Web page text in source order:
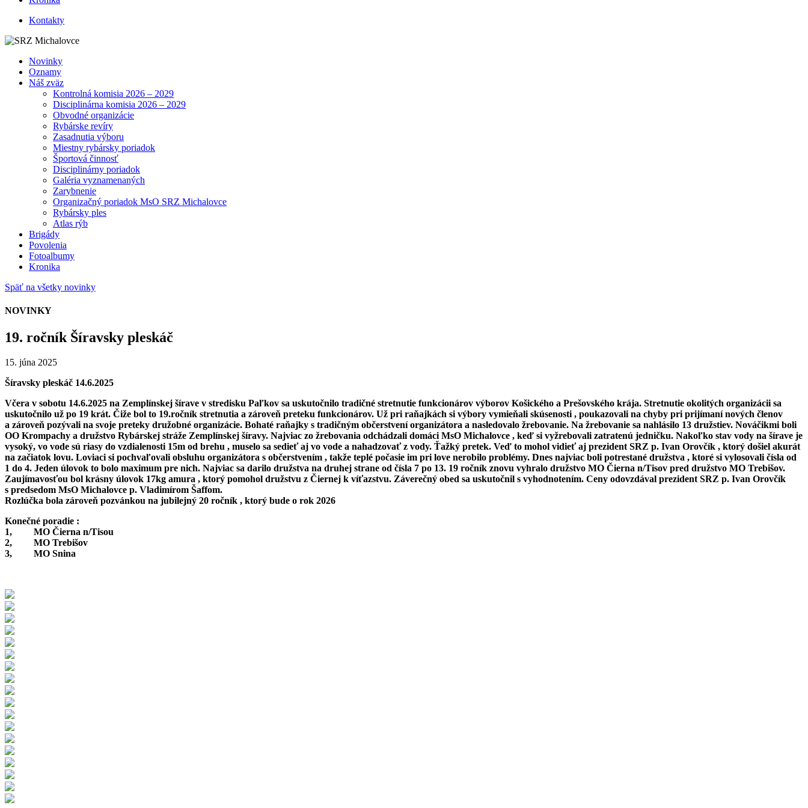
Kontakty
Novinky
Oznamy
Náš zväz
Kontrolná komisia 2026 – 2029
Disciplinárna komisia 2026 – 2029
Obvodné organizácie
Rybárske revíry
Zasadnutia výboru
Miestny rybársky poriadok
Športová činnosť
Disciplinárny poriadok
Galéria vyznamenaných
Zarybnenie
Organizačný poriadok MsO SRZ Michalovce
Rybársky ples
Atlas rýb
Brigády
Povolenia
Fotoalbumy
Kronika
Späť na všetky novinky
NOVINKY
19. ročník Šíravsky pleskáč
15. júna 2025
Šíravsky pleskáč 14.6.2025
Včera v sobotu 14.6.2025 na Zemplínskej šírave v stredisku Paľkov sa uskutočnilo tradičné stretnutie funkcionárov výborov Košického a Prešovského krája. Stretnutie okolitých organizácii sa
uskutočnilo už po 19 krát. Čiže bol to 19.ročník stretnutia a zároveň preteku funkcionárov. Už pri raňajkách si výbory vymieňali skúsenosti , poukazovali na chyby pri prijímaní nových členov
a zároveň pozývali na svoje preteky družobné organizácie. Bohaté raňajky s tradičným občerstvení organizátora a nasledovalo žrebovanie. Na žrebovanie sa nahlásilo 13 družstiev. Nováčikmi boli
OO Krompachy a družstvo Rybárskej stráže Zemplínskej šíravy. Najviac zo žrebovania odchádzali domáci MsO Michalovce , keď si vyžrebovali zatratenú jedničku. Nakoľko stav vody na šírave je
vysoký, vo vode sú riasy do vzdialenosti 15m od brehu , muselo sa sedieť aj vo vode a nahadzovať z vody. Ťažký pretek. Veď to mohol vidieť aj prezident SRZ p. Ivan Orovčík , ktorý došiel akurát
na začiatok lovu. Loviaci si pochvaľovali obsluhu organizátora s občerstvením , takže teplé počasie im pri love nerobilo problémy. Dnes najviac boli potrestané družstva , ktoré si vylosovali čísla od
1 do 4. Jeden úlovok to bolo maximum pre nich. Najviac sa darilo družstva na druhej strane od čísla 7 po 13. 19 ročník znovu vyhralo družstvo MO Čierna n/Tisov pred družstvo MO Trebišov.
Zaujímavosťou bol krásny úlovok 17kg amura , ktorý pomohol družstvu z Čiernej k víťazstvu. Záverečný obed sa uskutočnil s vyhodnotením. Ceny odovzdával prezident SRZ p. Ivan Orovčík
s predsedom MsO Michalovce p. Vladimírom Šaffom.
Rozlúčka bola zároveň pozvánkou na jubilejný 20 ročník , ktorý bude o rok 2026
Konečné poradie :
1, MO Čierna n/Tisou
2, MO Trebišov
3, MO Snina